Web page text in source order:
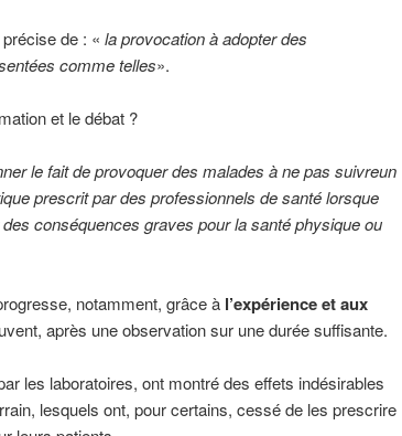
de : « la provocation à adopter des
comme telles».
et le débat ?
le fait de provoquer des malades à ne pas suivreun
prescrit par des professionnels de santélorsque
conséquences graves pour la santé physique ou
notamment, grâce à l’expérience et aux
après une observation sur une durée suffisante.
les laboratoires, ont montré des effets indésirables
lesquels ont, pour certains, cessé de les prescrire